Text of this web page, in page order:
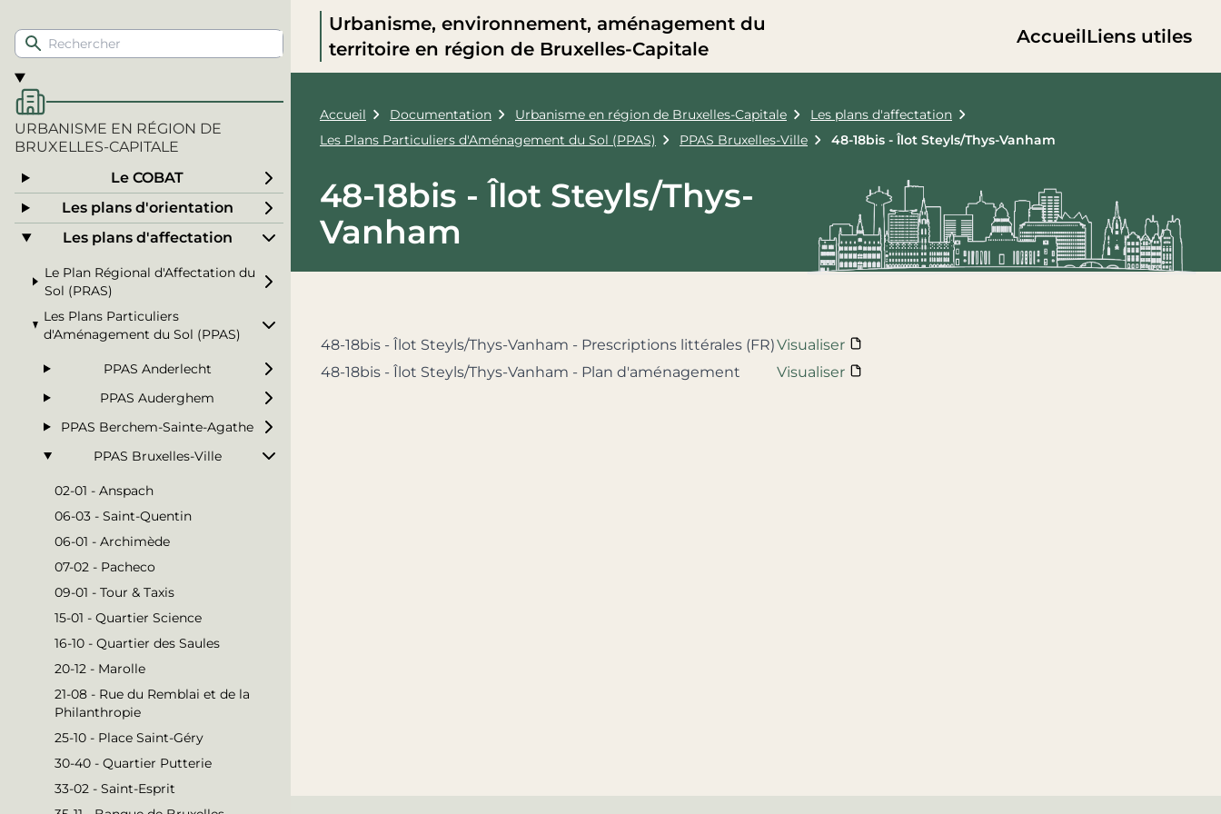
Urbanisme, environnement, aménagement du
territoire en région de Bruxelles-Capitale
AccueilLiens utiles
URBANISME EN RÉGION DE
BRUXELLES-CAPITALE
Le COBAT
Les plans d'orientation
Les plans d'affectation
Le Plan Régional d'Affectation du
Sol (PRAS)
Les Plans Particuliers
d'Aménagement du Sol (PPAS)
PPAS Anderlecht
PPAS Auderghem
PPAS Berchem-Sainte-Agathe
PPAS Bruxelles-Ville
02-01 - Anspach
06-03 - Saint-Quentin
06-01 - Archimède
07-02 - Pacheco
09-01 - Tour & Taxis
15-01 - Quartier Science
16-10 - Quartier des Saules
20-12 - Marolle
21-08 - Rue du Remblai et de la
Philanthropie
25-10 - Place Saint-Géry
30-40 - Quartier Putterie
33-02 - Saint-Esprit
Accueil Documentation Urbanisme en région de Bruxelles-Capitale
Les plans d'affectation
Les Plans Particuliers d'Aménagement du Sol (PPAS)
PPAS Bruxelles-Ville 48-18bis - Îlot Steyls/Thys-Vanham
48-18bis - Îlot Steyls/Thys-
Vanham
48-18bis - Îlot Steyls/Thys-Vanham - Prescriptions littérales (FR)Visualiser
48-18bis - Îlot Steyls/Thys-Vanham - Plan d'aménagement
Visualiser